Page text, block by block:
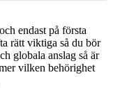
endast på första
rätt viktiga så du bör
globala anslag så är
vilken behörighet